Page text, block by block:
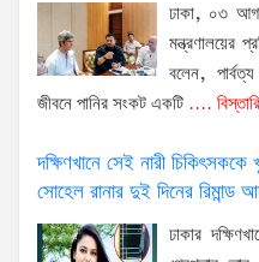
ঢাকা, ০৩
মন্ত্রণালয়ের
বলেন, পার্বত্য
জীবনে পানির সংকট একটি ....
দক্ষিণখানে সেই নারী
সোহেল রানার দুই দিনের রিমান্ড
ঢাকার